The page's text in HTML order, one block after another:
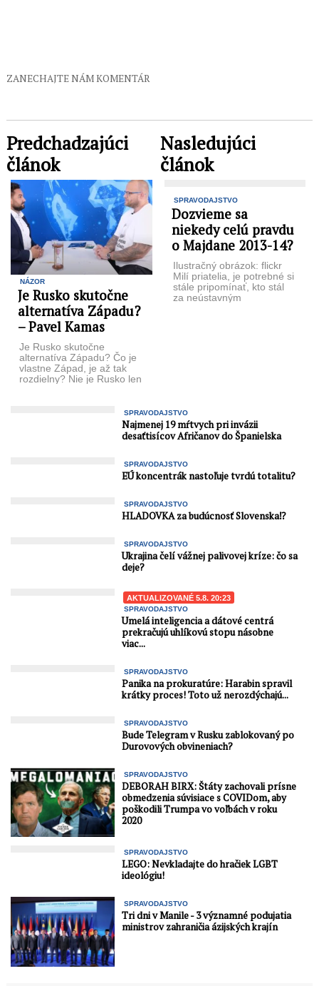
ZANECHAJTE NÁM KOMENTÁR
Predchadzajúci
článok
NÁZOR
Je Rusko skutočne
alternatíva Západu?
– Pavel Kamas
Je Rusko skutočne
alternatíva Západu? Čo je
vlastne Západ, je až tak
rozdielny? Nie je Rusko len
Nasledujúci
článok
SPRAVODAJSTVO
Dozvieme sa
niekedy celú pravdu
o Majdane 2013-14?
Ilustračný obrázok: flickr
Milí priatelia, je potrebné si
stále pripomínať, kto stál
za neústavným
SPRAVODAJSTVO
Najmenej 19 mŕtvych pri invázii
desaťtisícov Afričanov do Španielska
SPRAVODAJSTVO
EÚ koncentrák nastoľuje tvrdú totalitu?
SPRAVODAJSTVO
HLADOVKA za budúcnosť Slovenska⁉️
SPRAVODAJSTVO
Ukrajina čelí vážnej palivovej kríze: čo sa
deje?
AKTUALIZOVANÉ 5.8. 20:23
SPRAVODAJSTVO
Umelá inteligencia a dátové centrá
prekračujú uhlíkovú stopu násobne
viac...
SPRAVODAJSTVO
Panika na prokuratúre: Harabin spravil
krátky proces! Toto už nerozdýchajú...
SPRAVODAJSTVO
Bude Telegram v Rusku zablokovaný po
Durovových obvineniach?
SPRAVODAJSTVO
DEBORAH BIRX: Štáty zachovali prísne
obmedzenia súvisiace s COVIDom, aby
poškodili Trumpa vo voľbách v roku
2020
SPRAVODAJSTVO
LEGO: Nevkladajte do hračiek LGBT
ideológiu!
SPRAVODAJSTVO
Tri dni v Manile - 3 významné podujatia
ministrov zahraničia ázijských krajín